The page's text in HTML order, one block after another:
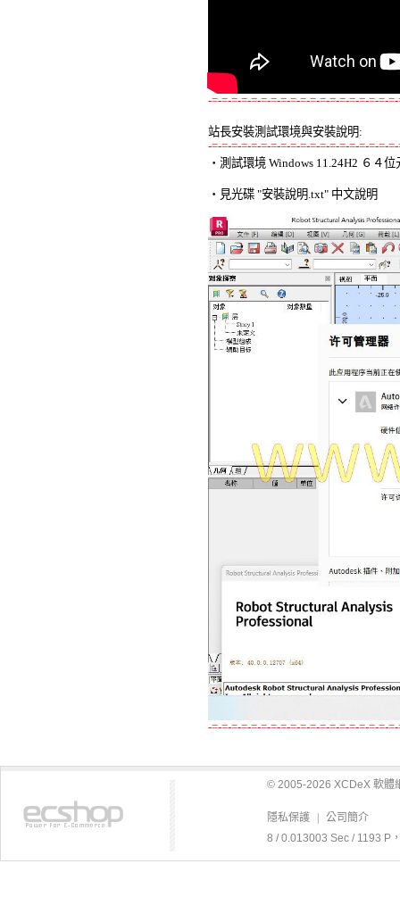
-=-=-=-=-=-=-=-=-=-=-=-=-=-=-=-=-=-=-
站長安裝測試環境與安裝說明:
-=-=-=-=-=-=-=-=-=-=-=-=-=-=-=-=-=-=-
‧測試環境 Windows 11.24H2 ６４
‧見光碟 "安裝說明.txt" 中文說明
-=-=-=-=-=-=-=-=-=-=-=-=-=-=-=-=-=-=-
© 2005-2026 XCDeX 軟體
隱私保護
公司簡介
8 / 0.013003 Sec / 1193 P